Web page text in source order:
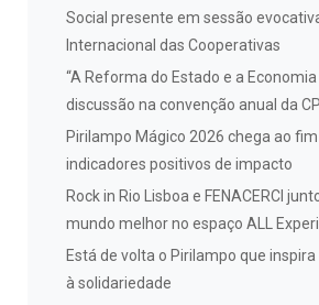
Social presente em sessão
Internacional das Cooperativas
“A Reforma do Estado e a Economia
discussão na convenção anual da
Pirilampo Mágico 2026 chega ao
indicadores positivos de impacto
Rock in Rio Lisboa e FENACERCI
mundo melhor no espaço ALL
Está de volta o Pirilampo que
à solidariedade